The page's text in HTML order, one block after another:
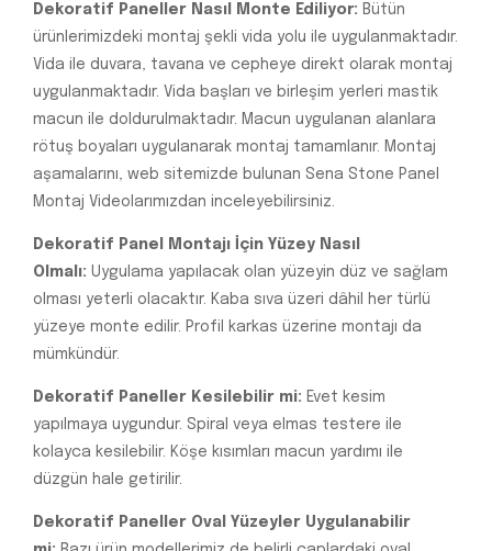
Dekoratif Paneller Nasıl Monte Ediliyor: Bütün
ürünlerimizdeki montaj şekli vida yolu ile uygulanmaktadır.
Vida ile duvara, tavana ve cepheye direkt olarak montaj
uygulanmaktadır. Vida başları ve birleşim yerleri mastik
macun ile doldurulmaktadır. Macun uygulanan alanlara
rötuş boyaları uygulanarak montaj tamamlanır. Montaj
aşamalarını, web sitemizde bulunan Sena Stone Panel
Montaj Videolarımızdan inceleyebilirsiniz.
Dekoratif Panel Montajı İçin Yüzey Nasıl
Olmalı: Uygulama yapılacak olan yüzeyin düz ve sağlam
olması yeterli olacaktır. Kaba sıva üzeri dâhil her türlü
yüzeye monte edilir. Profil karkas üzerine montajı da
mümkündür.
Dekoratif Paneller Kesilebilir mi: Evet kesim
yapılmaya uygundur. Spiral veya elmas testere ile
kolayca kesilebilir. Köşe kısımları macun yardımı ile
düzgün hale getirilir.
Dekoratif Paneller Oval Yüzeyler Uygulanabilir